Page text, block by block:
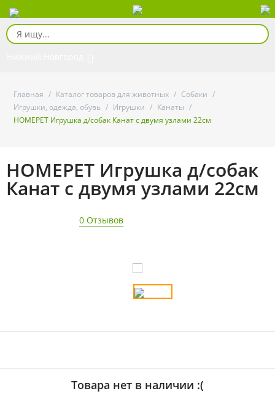
Главная / Каталог товаров для животных / Собаки /
Игрушки, одежда, обувь / Игрушки / Канаты /
HOMEPET Игрушка д/собак Канат с двумя узлами 22см
HOMEPET Игрушка д/собак
Канат с двумя узлами 22см
0 Отзывов
Товара нет в наличии :(